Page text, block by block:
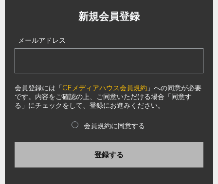
新規会員登録
メールアドレス
会員登録には「CEメディアハウス会員規約 」への同意が必要
です。内容をご確認の上、ご同意いただける場合「同意す
る」にチェックをして、登録にお進みください。
会員規約に同意する
登録する